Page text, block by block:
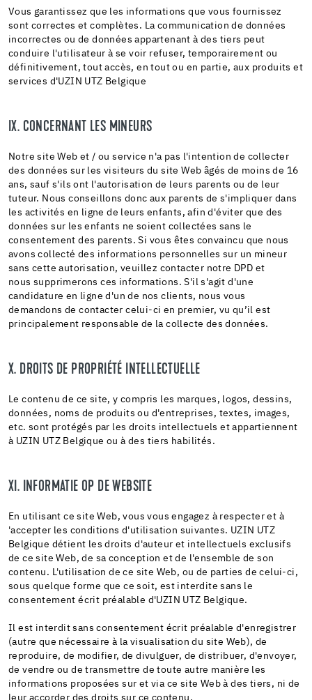
Vous garantissez que les informations que vous fournissez
sont correctes et complètes. La communication de données
incorrectes ou de données appartenant à des tiers peut
conduire l'utilisateur à se voir refuser, temporairement ou
définitivement, tout accès, en tout ou en partie, aux produits et
services d'UZIN UTZ Belgique
IX. CONCERNANT LES MINEURS
Notre site Web et / ou service n'a pas l'intention de collecter
des données sur les visiteurs du site Web âgés de moins de 16
ans, sauf s'ils ont l'autorisation de leurs parents ou de leur
tuteur. Nous conseillons donc aux parents de s'impliquer dans
les activités en ligne de leurs enfants, afin d'éviter que des
données sur les enfants ne soient collectées sans le
consentement des parents. Si vous êtes convaincu que nous
avons collecté des informations personnelles sur un mineur
sans cette autorisation, veuillez contacter notre DPD et
nous supprimerons ces informations. S'il s'agit d'une
candidature en ligne d'un de nos clients, nous vous
demandons de contacter celui-ci en premier, vu qu’il est
principalement responsable de la collecte des données.
X. DROITS DE PROPRIÉTÉ INTELLECTUELLE
Le contenu de ce site, y compris les marques, logos, dessins,
données, noms de produits ou d'entreprises, textes, images,
etc. sont protégés par les droits intellectuels et appartiennent
à UZIN UTZ Belgique ou à des tiers habilités.
XI. INFORMATIE OP DE WEBSITE
En utilisant ce site Web, vous vous engagez à respecter et à
'accepter les conditions d'utilisation suivantes. UZIN UTZ
Belgique détient les droits d'auteur et intellectuels exclusifs
de ce site Web, de sa conception et de l'ensemble de son
contenu. L'utilisation de ce site Web, ou de parties de celui-ci,
sous quelque forme que ce soit, est interdite sans le
consentement écrit préalable d'UZIN UTZ Belgique.
Il est interdit sans consentement écrit préalable d'enregistrer
(autre que nécessaire à la visualisation du site Web), de
reproduire, de modifier, de divulguer, de distribuer, d'envoyer,
de vendre ou de transmettre de toute autre manière les
informations proposées sur et via ce site Web à des tiers, ni de
leur accorder des droits sur ce contenu.